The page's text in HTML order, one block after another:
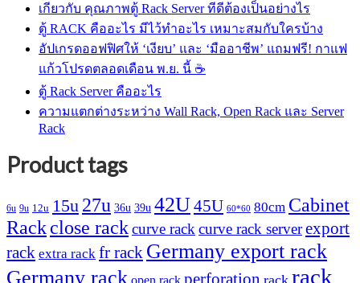
เกียวกับ คุณภาพตู้ Rack Server ทีดีต้องเป็นอย่างไร
ตู้ RACK คืออะไร มีไว้ทำอะไร เหมาะสมกับใครบ้าง
อัปเกรดออฟฟิศให้ ‘เงียบ’ และ ‘มืออาชีพ’ แถมฟรี! กาแฟ
แก้วโปรดตลอดเดือน พ.ย. นี้ ☕
ตู้ Rack Server คืออะไร
ความแตกต่างระหว่าง Wall Rack, Open Rack และ Server
Rack
Product tags
6u 9u 12u 15u 27u 36u 39u 42U45U 60*60 80cm Cabinet
Rackclose rackcurve rackcurve rack serverexport
rack extra rack fr rack Germany export rack
Germany rack
rack